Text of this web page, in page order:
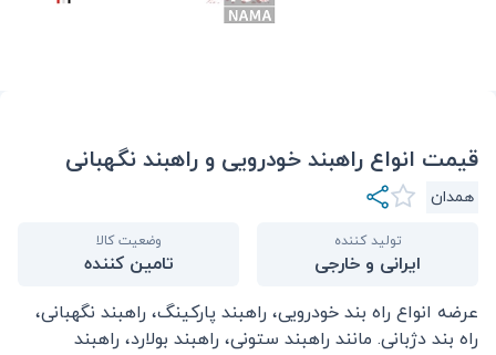
قیمت انواع راهبند خودرویی و راهبند نگهبانی
همدان
تولید کننده
ایرانی و خارجی
وضعیت کالا
تامین کننده
عرضه انواع راه بند خودرویی، راهبند پارکینگ، راهبند نگهبانی،
راه بند دژبانی. مانند راهبند ستونی، راهبند بولارد، راهبند